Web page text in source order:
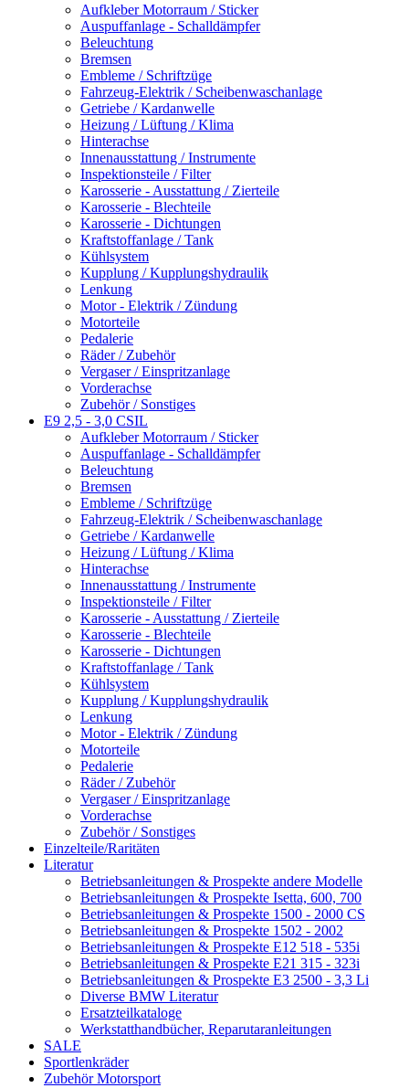
Aufkleber Motorraum / Sticker
Auspuffanlage - Schalldämpfer
Beleuchtung
Bremsen
Embleme / Schriftzüge
Fahrzeug-Elektrik / Scheibenwaschanlage
Getriebe / Kardanwelle
Heizung / Lüftung / Klima
Hinterachse
Innenausstattung / Instrumente
Inspektionsteile / Filter
Karosserie - Ausstattung / Zierteile
Karosserie - Blechteile
Karosserie - Dichtungen
Kraftstoffanlage / Tank
Kühlsystem
Kupplung / Kupplungshydraulik
Lenkung
Motor - Elektrik / Zündung
Motorteile
Pedalerie
Räder / Zubehör
Vergaser / Einspritzanlage
Vorderachse
Zubehör / Sonstiges
E9 2,5 - 3,0 CSIL
Aufkleber Motorraum / Sticker
Auspuffanlage - Schalldämpfer
Beleuchtung
Bremsen
Embleme / Schriftzüge
Fahrzeug-Elektrik / Scheibenwaschanlage
Getriebe / Kardanwelle
Heizung / Lüftung / Klima
Hinterachse
Innenausstattung / Instrumente
Inspektionsteile / Filter
Karosserie - Ausstattung / Zierteile
Karosserie - Blechteile
Karosserie - Dichtungen
Kraftstoffanlage / Tank
Kühlsystem
Kupplung / Kupplungshydraulik
Lenkung
Motor - Elektrik / Zündung
Motorteile
Pedalerie
Räder / Zubehör
Vergaser / Einspritzanlage
Vorderachse
Zubehör / Sonstiges
Einzelteile/Raritäten
Literatur
Betriebsanleitungen & Prospekte andere Modelle
Betriebsanleitungen & Prospekte Isetta, 600, 700
Betriebsanleitungen & Prospekte 1500 - 2000 CS
Betriebsanleitungen & Prospekte 1502 - 2002
Betriebsanleitungen & Prospekte E12 518 - 535i
Betriebsanleitungen & Prospekte E21 315 - 323i
Betriebsanleitungen & Prospekte E3 2500 - 3,3 Li
Diverse BMW Literatur
Ersatzteilkataloge
Werkstatthandbücher, Reparutaranleitungen
SALE
Sportlenkräder
Zubehör Motorsport